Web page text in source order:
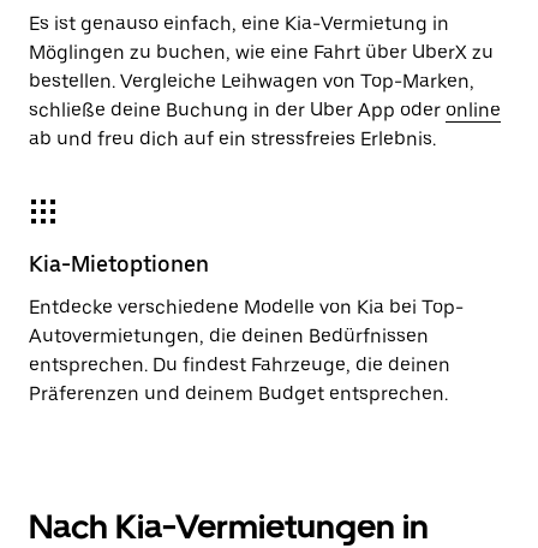
Es ist genauso einfach, eine Kia-Vermietung in
Möglingen zu buchen, wie eine Fahrt über UberX zu
bestellen. Vergleiche Leihwagen von Top-Marken,
schließe deine Buchung in der Uber App oder online
ab und freu dich auf ein stressfreies Erlebnis.
Kia-Mietoptionen
Entdecke verschiedene Modelle von Kia bei Top-
Autovermietungen, die deinen Bedürfnissen
entsprechen. Du findest Fahrzeuge, die deinen
Präferenzen und deinem Budget entsprechen.
Nach Kia-Vermietungen in